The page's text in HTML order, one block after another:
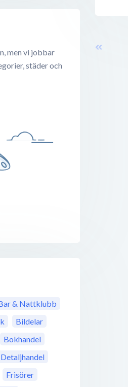
men vi jobbar
städer och
& Nattklubb
Bildelar
Bokhandel
Detaljhandel
Frisörer